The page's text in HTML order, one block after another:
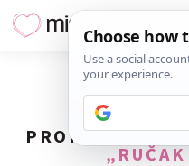
PRONAĐENO12